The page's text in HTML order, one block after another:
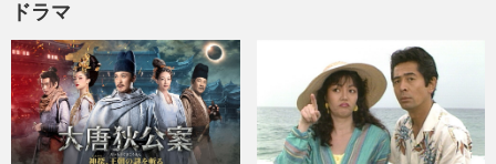
ドラマ